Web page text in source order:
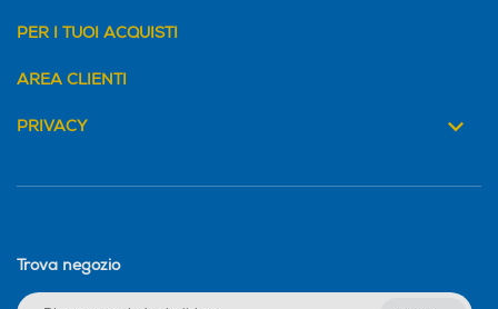
PER I TUOI ACQUISTI
AREA CLIENTI
PRIVACY
Trova negozio